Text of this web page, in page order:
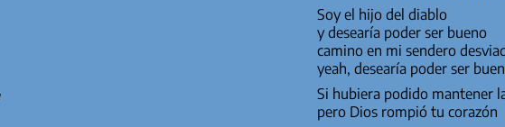
Soy el hijo del diablo
y desearía poder ser bueno
camino en mi sendero
yeah, desearía poder ser
Si hubiera podido mantener
pero Dios rompió tu corazón